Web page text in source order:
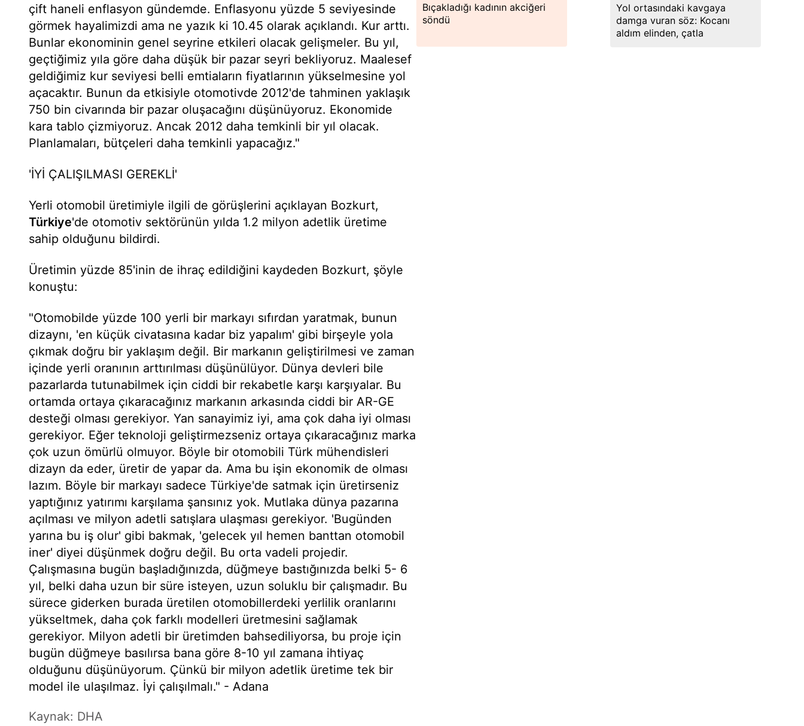
çift haneli enflasyon gündemde. Enflasyonu yüzde 5 seviyesinde
görmek hayalimizdi ama ne yazık ki 10.45 olarak açıklandı. Kur arttı.
Bunlar ekonominin genel seyrine etkileri olacak gelişmeler. Bu yıl,
geçtiğimiz yıla göre daha düşük bir pazar seyri bekliyoruz. Maalesef
geldiğimiz kur seviyesi belli emtiaların fiyatlarının yükselmesine yol
açacaktır. Bunun da etkisiyle otomotivde 2012'de tahminen yaklaşık
750 bin civarında bir pazar oluşacağını düşünüyoruz. Ekonomide
kara tablo çizmiyoruz. Ancak 2012 daha temkinli bir yıl olacak.
Planlamaları, bütçeleri daha temkinli yapacağız."
'İYİ ÇALIŞILMASI GEREKLİ'
Yerli otomobil üretimiyle ilgili de görüşlerini açıklayan Bozkurt,
Türkiye'de otomotiv sektörünün yılda 1.2 milyon adetlik üretime
sahip olduğunu bildirdi.
Üretimin yüzde 85'inin de ihraç edildiğini kaydeden Bozkurt, şöyle
konuştu:
"Otomobilde yüzde 100 yerli bir markayı sıfırdan yaratmak, bunun
dizaynı, 'en küçük civatasına kadar biz yapalım' gibi birşeyle yola
çıkmak doğru bir yaklaşım değil. Bir markanın geliştirilmesi ve zaman
içinde yerli oranının arttırılması düşünülüyor. Dünya devleri bile
pazarlarda tutunabilmek için ciddi bir rekabetle karşı karşıyalar. Bu
ortamda ortaya çıkaracağınız markanın arkasında ciddi bir AR-GE
desteği olması gerekiyor. Yan sanayimiz iyi, ama çok daha iyi olması
gerekiyor. Eğer teknoloji geliştirmezseniz ortaya çıkaracağınız marka
çok uzun ömürlü olmuyor. Böyle bir otomobili Türk mühendisleri
dizayn da eder, üretir de yapar da. Ama bu işin ekonomik de olması
lazım. Böyle bir markayı sadece Türkiye'de satmak için üretirseniz
yaptığınız yatırımı karşılama şansınız yok. Mutlaka dünya pazarına
açılması ve milyon adetli satışlara ulaşması gerekiyor. 'Bugünden
yarına bu iş olur' gibi bakmak, 'gelecek yıl hemen banttan otomobil
iner' diyei düşünmek doğru değil. Bu orta vadeli projedir.
Çalışmasına bugün başladığınızda, düğmeye bastığınızda belki 5- 6
yıl, belki daha uzun bir süre isteyen, uzun soluklu bir çalışmadır. Bu
sürece giderken burada üretilen otomobillerdeki yerlilik oranlarını
yükseltmek, daha çok farklı modelleri üretmesini sağlamak
gerekiyor. Milyon adetli bir üretimden bahsediliyorsa, bu proje için
bugün düğmeye basılırsa bana göre 8-10 yıl zamana ihtiyaç
olduğunu düşünüyorum. Çünkü bir milyon adetlik üretime tek bir
model ile ulaşılmaz. İyi çalışılmalı." - Adana
Kaynak: DHA
Bıçakladığı kadının akciğeri
söndü
Yol ortasındaki kavgaya
damga vuran söz: Kocanı
aldım elinden, çatla